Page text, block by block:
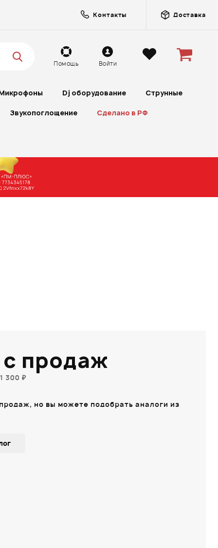
Контакты Доставка
Помощь Войти
Dj оборудование Струнные
Звукопоглощение Сделано в РФ
продаж
300 ₽
но вы можете подобрать аналоги из